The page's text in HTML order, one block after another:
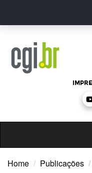
o
Home Publicações